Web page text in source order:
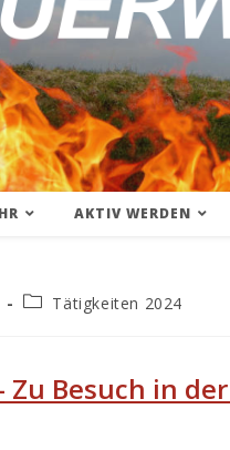
AKTIV WERDEN
Tätigkeiten 2024
Zu Besuch in